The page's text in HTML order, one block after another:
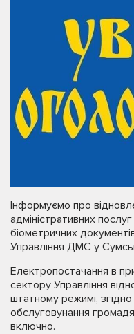
Інформуємо про
адміністративних
біометричних
Управління ДМС у
Електропостачання в
сектору Управління
штатному режимі,
обслуговунання
включно.